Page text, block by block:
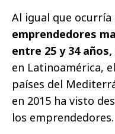
Al igual que ocurría
emprendedores
entre 25 y 34 años,
en Latinoamérica,
países del
en 2015 ha visto
los emprendedores.